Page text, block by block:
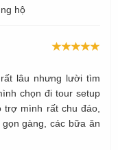
hộ
lâu nhưng lười tìm
chọn đi tour setup
trợ mình rất chu đáo,
gàng, các bữa ăn